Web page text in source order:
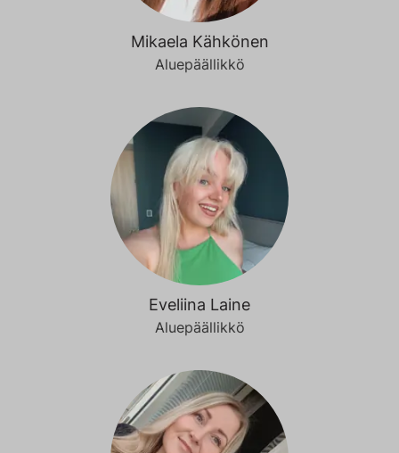
Mikaela Kähkönen
Aluepäällikkö
Eveliina Laine
Aluepäällikkö